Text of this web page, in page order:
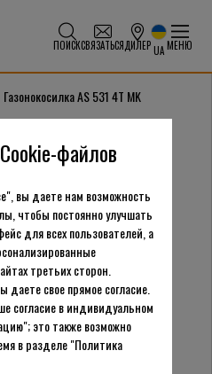
ПОИСКСВЯЗАТЬСЯДИЛЕР UA МЕНЮ
Газонокосилка AS 531 4T MK
AS 531 4T
файлов
вы даете нам возможность
чтобы постоянно улучшать
для всех пользователей, а
третьих сторон.
свое прямое согласие.
согласие в индивидуальном
это также возможно
в разделе "Политика